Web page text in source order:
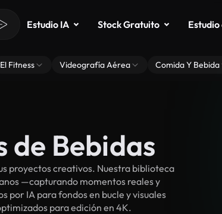
Estudio IA Stock Gratuito
El Fitness Videografía Aérea Comida Y Bebida
de Bebidas
proyectos creativos. Nuestra biblioteca
—capturando momentos reales y
por IA para fondos en bucle y visuales
para edición en 4K.